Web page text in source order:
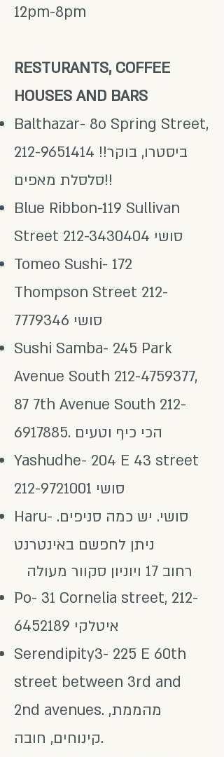
12pm-8pm
RESTURANTS, COFFEE
HOUSES AND BARS
Balthazar- 8o Spring Street,
212-9651414
סלסלת מאפים!!
Blue Ribbon-119 Sullivan
Street 212-3430404 סושי
Tomeo Sushi- 172
Thompson Street 212-
7779346 סושי
Sushi Samba- 245 Park
Avenue South 212-4759377,
87 7th Avenue South 212-
6917885 . הכי כיף וטעים
Yashudhe- 204 E 43 street
212-9721001 סושי
Haru- סושי. יש כמה סניפים.
רחוב 17 ויוניון סקוור מעולה
Po- 31 Cornelia street, 212-
6452189 איטלקי
Serendipity3- 225 E 60th
street between 3rd and
2nd avenues. מהממת,
קינוחים, חובה.